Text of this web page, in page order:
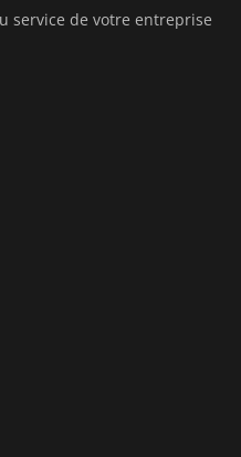
service de votre entreprise